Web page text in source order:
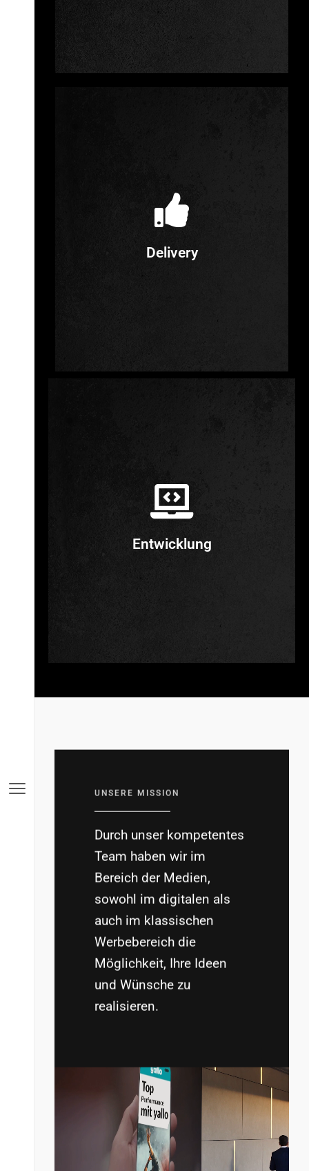
Texting
Sounddesign
Werbung
Delivery
SEO / SEA
Grafikdesign
Offline-Medien
Entwicklung
Full-Stack
E-Commerce
UNSERE MISSION
Durch unser kompetentes
Team haben wir im
Bereich der Medien,
sowohl im digitalen als
auch im klassischen
Werbebereich die
Möglichkeit, Ihre Ideen
und Wünsche zu
realisieren.